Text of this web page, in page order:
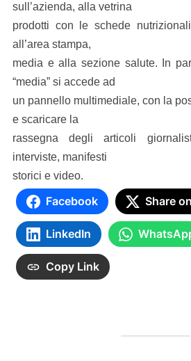
sull’azienda, alla vetrina
prodotti con le schede
all’area stampa,
media e alla sezione salute. In
“media” si accede ad
un pannello multimediale, con la
e scaricare la
rassegna degli articoli
interviste, manifesti
storici e video.
Facebook Share
LinkedIn
Copy Link